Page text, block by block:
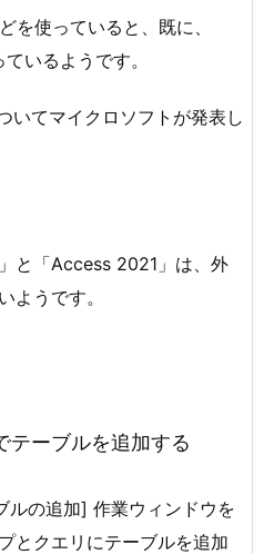
使っていると、既に、
いるようです。
いてマイクロソフトが発表し
と「Access 2021」は、外
ようです。
テーブルを追加する
ルの追加] 作業ウィンドウを
とクエリにテーブルを追加